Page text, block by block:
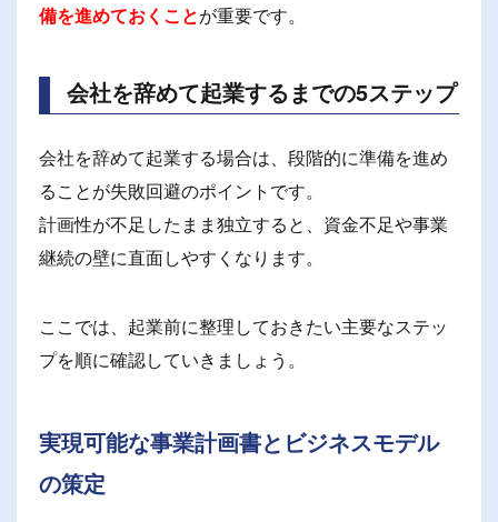
備を進めておくことが重要です。
会社を辞めて起業するまでの5ステップ
会社を辞めて起業する場合は、段階的に準備を進め
ることが失敗回避のポイントです。
計画性が不足したまま独立すると、資金不足や事業
継続の壁に直面しやすくなります。
ここでは、起業前に整理しておきたい主要なステッ
プを順に確認していきましょう。
実現可能な事業計画書とビジネスモデル
の策定